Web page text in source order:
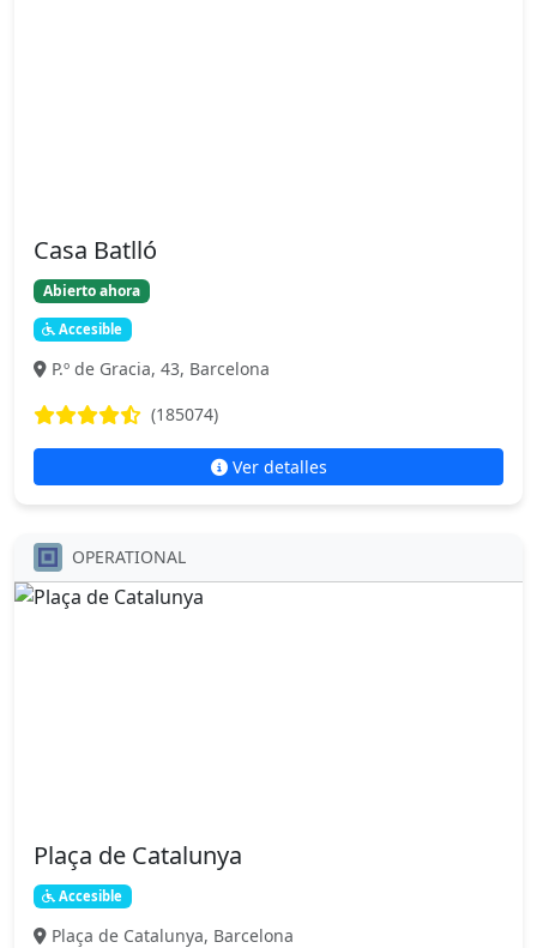
Casa Batlló
Abierto ahora
Accesible
P.º de Gracia, 43, Barcelona
(185074)
Ver detalles
OPERATIONAL
Plaça de Catalunya
Accesible
Plaça de Catalunya, Barcelona